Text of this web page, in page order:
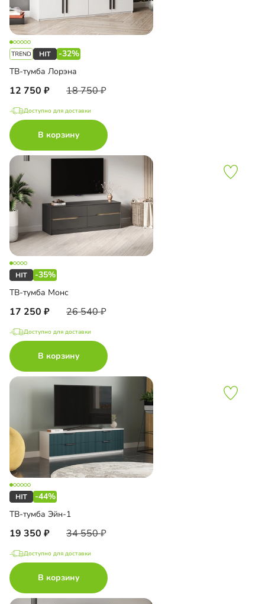
-32%
ТВ-тумба Лорэна
12 750 18 750
Доступно для доставки
В корзину
-35%
ТВ-тумба Монс
17 250 26 540
Доступно для доставки
В корзину
-44%
ТВ-тумба Эйн-1
19 350 34 550
Доступно для доставки
В корзину